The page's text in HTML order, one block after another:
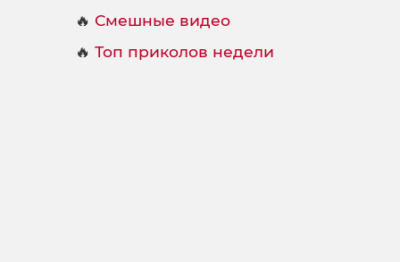
🔥 Смешные видео
🔥 Топ приколов недели